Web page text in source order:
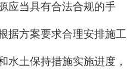
应当具有合法合规的手
据方案要求合理安排施工
水土保持措施实施进度，